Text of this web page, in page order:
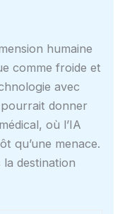
humaine
comme froide et
avec
pourrait donner
où l’IA
qu’une menace.
destination